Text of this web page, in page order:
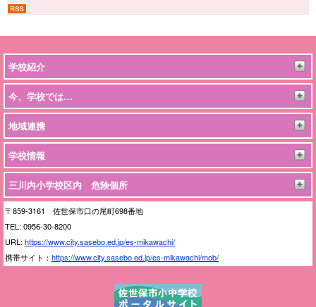
7月16日
「はまぜん」日記)
7月14日 Ｒ８ 学校だより（１４号） (今、学校では… > 学校だより)
7月13日
は… > 「はまぜん」日記)
学校紹介
今、学校では…
地域連携
学校情報
三川内小学校区内 危険個所
〒859-3161 佐世保市口の尾町698番地
TEL: 0956-30-8200
URL: https://www.city.sasebo.ed.jp/es-mikawachi/
携帯サイト： https://www.city.sasebo.ed.jp/es-mikawachi/mob/